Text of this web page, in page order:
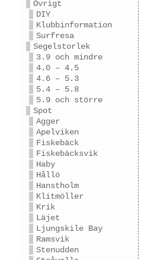
Övrigt
DIY
Klubbinformation
Surfresa
Segelstorlek
3.9 och mindre
4.0 – 4.5
4.6 – 5.3
5.4 – 5.8
5.9 och större
Spot
Agger
Apelviken
Fiskebäck
Fiskebäcksvik
Haby
Hållö
Hanstholm
Klitmöller
Krik
Läjet
Ljungskile Bay
Ramsvik
Stenudden